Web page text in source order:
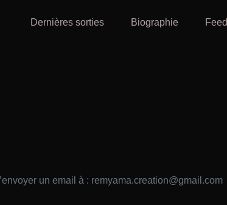
Dernières sorties Biographie Feed
un email à : remyama.creation@gmail.com